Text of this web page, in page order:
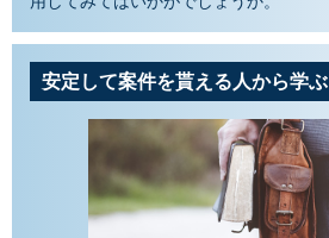
安定して案件を貰える人から学ぶ